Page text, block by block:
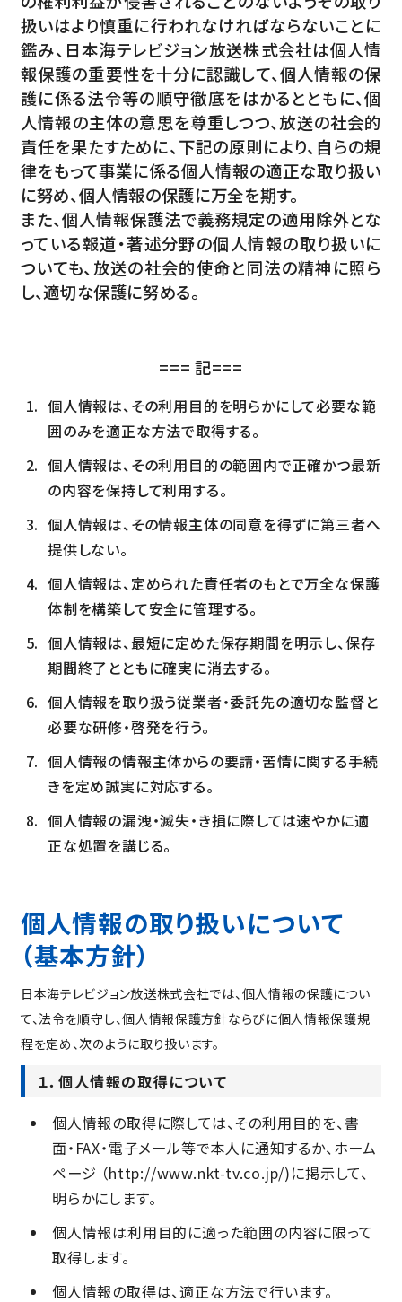
扱いはより慎重に行われなければならないことに
鑑み、日本海テレビジョン放送株式会社は個人情
報保護の重要性を十分に認識して、個人情報の保
護に係る法令等の順守徹底をはかるとともに、個
人情報の主体の意思を尊重しつつ、放送の社会的
責任を果たすために、下記の原則により、自らの規
律をもって事業に係る個人情報の適正な取り扱い
に努め、個人情報の保護に万全を期す。
また、個人情報保護法で義務規定の適用除外とな
っている報道・著述分野の個人情報の取り扱いに
ついても、放送の社会的使命と同法の精神に照ら
し、適切な保護に努める。
=== 記===
個人情報は、その利用目的を明らかにして必要な範
囲のみを適正な方法で取得する。
個人情報は、その利用目的の範囲内で正確かつ最新
の内容を保持して利用する。
個人情報は、その情報主体の同意を得ずに第三者へ
提供しない。
個人情報は、定められた責任者のもとで万全な保護
体制を構築して安全に管理する。
個人情報は、最短に定めた保存期間を明示し、保存
期間終了とともに確実に消去する。
個人情報を取り扱う従業者・委託先の適切な監督と
必要な研修・啓発を行う。
個人情報の情報主体からの要請・苦情に関する手続
きを定め誠実に対応する。
個人情報の漏洩・滅失・き損に際しては速やかに適
正な処置を講じる。
個人情報の取り扱いについて
（基本方針）
日本海テレビジョン放送株式会社では、個人情報の保護につい
て、法令を順守し、個人情報保護方針ならびに個人情報保護規
程を定め、次のように取り扱います。
１．個人情報の取得について
個人情報の取得に際しては、その利用目的を、書
面・FAX・電子メール等で本人に通知するか、ホーム
ページ （http://www.nkt-tv.co.jp/)に掲示して、
明らかにします。
個人情報は利用目的に適った範囲の内容に限って
取得します。
個人情報の取得は、適正な方法で行います。